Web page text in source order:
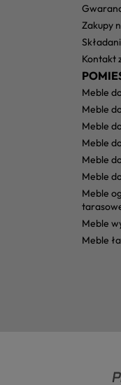
zakupy
kontakt
meble
meble
meble
meble
meble
meble
meble ogrodowe i
meble
meble